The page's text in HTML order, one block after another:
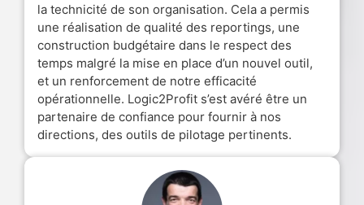
la technicité de son organisation. Cela a permis
une réalisation de qualité des reportings, une
construction budgétaire dans le respect des
temps malgré la mise en place d’un nouvel outil,
et un renforcement de notre efficacité
opérationnelle. Logic2Profit s’est avéré être un
partenaire de confiance pour fournir à nos
directions, des outils de pilotage pertinents.